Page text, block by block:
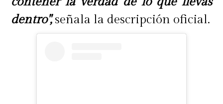
dentro",señala la descripción oficial.